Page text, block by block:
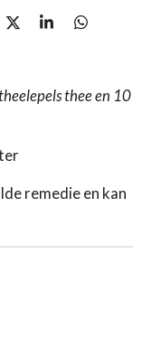
D
S
e
D
n
thee en 10
remedie en kan